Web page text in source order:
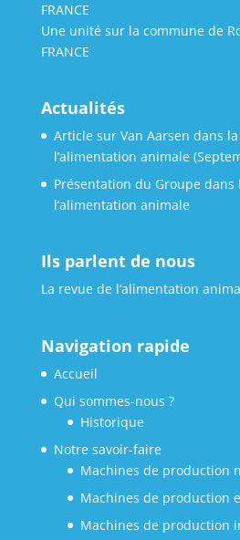
FRANCE
Une unité sur la commune de
FRANCE
Actualités
Article sur Van Aarsen dans
l’alimentation animale
Présentation du Groupe dans
l’alimentation animale
Ils parlent de nous
La revue de l’alimentation
Navigation rapide
Accueil
Qui sommes-nous ?
Historique
Notre savoir-faire
Machines de production
Machines de production
Machines de production